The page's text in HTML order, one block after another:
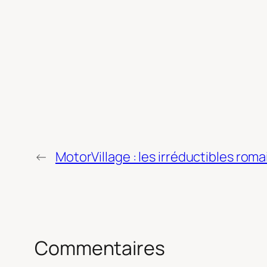
← MotorVillage : les irréductibles
Commentaires